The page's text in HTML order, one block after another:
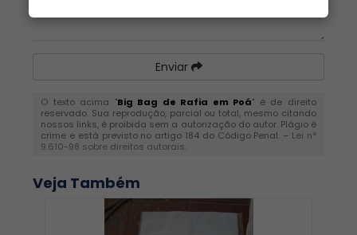
Enviar
O texto acima "Big Bag de Rafia em Poá" é de direito
reservado. Sua reprodução, parcial ou total, mesmo citando
nossos links, é proibida sem a autorização do autor. Plágio é
crime e está previsto no artigo 184 do Código Penal. – Lei n°
9.610-98 sobre direitos autorais.
Veja Também